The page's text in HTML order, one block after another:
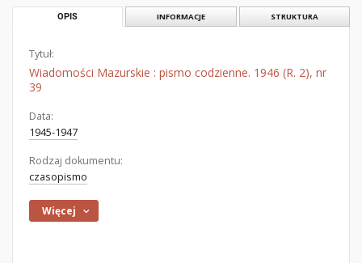
OPIS INFORMACJE STRUKTURA
Tytuł:
Wiadomości Mazurskie : pismo codzienne. 1946 (R. 2), nr
39
Data:
1945-1947
Rodzaj dokumentu:
czasopismo
Więcej